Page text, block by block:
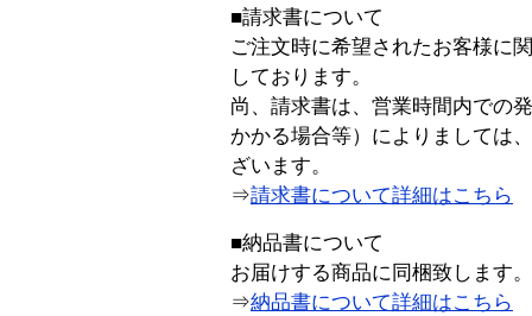
■請求書について
ご注文時に希望されたお客様に
しております。
尚、請求書は、営業時間内での
かかる場合等）によりましては
ざいます。
⇒請求書について詳細はこちら
■納品書について
お届けする商品に同梱致します。
⇒納品書について詳細はこちら